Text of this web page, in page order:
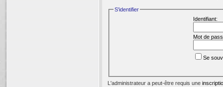
S'identifier
Identifiant:
Mot de
Se
L'administrateur a peut-être requis une